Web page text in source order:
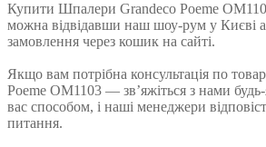
Купити Шпалери Grandeco Poeme
можна відвідавши наш шоу-рум у Києві
замовлення через кошик на сайті.
Якщо вам потрібна консультація по
Poeme OM1103 — зв’яжіться з нами
вас способом, і наші менеджери
питання.